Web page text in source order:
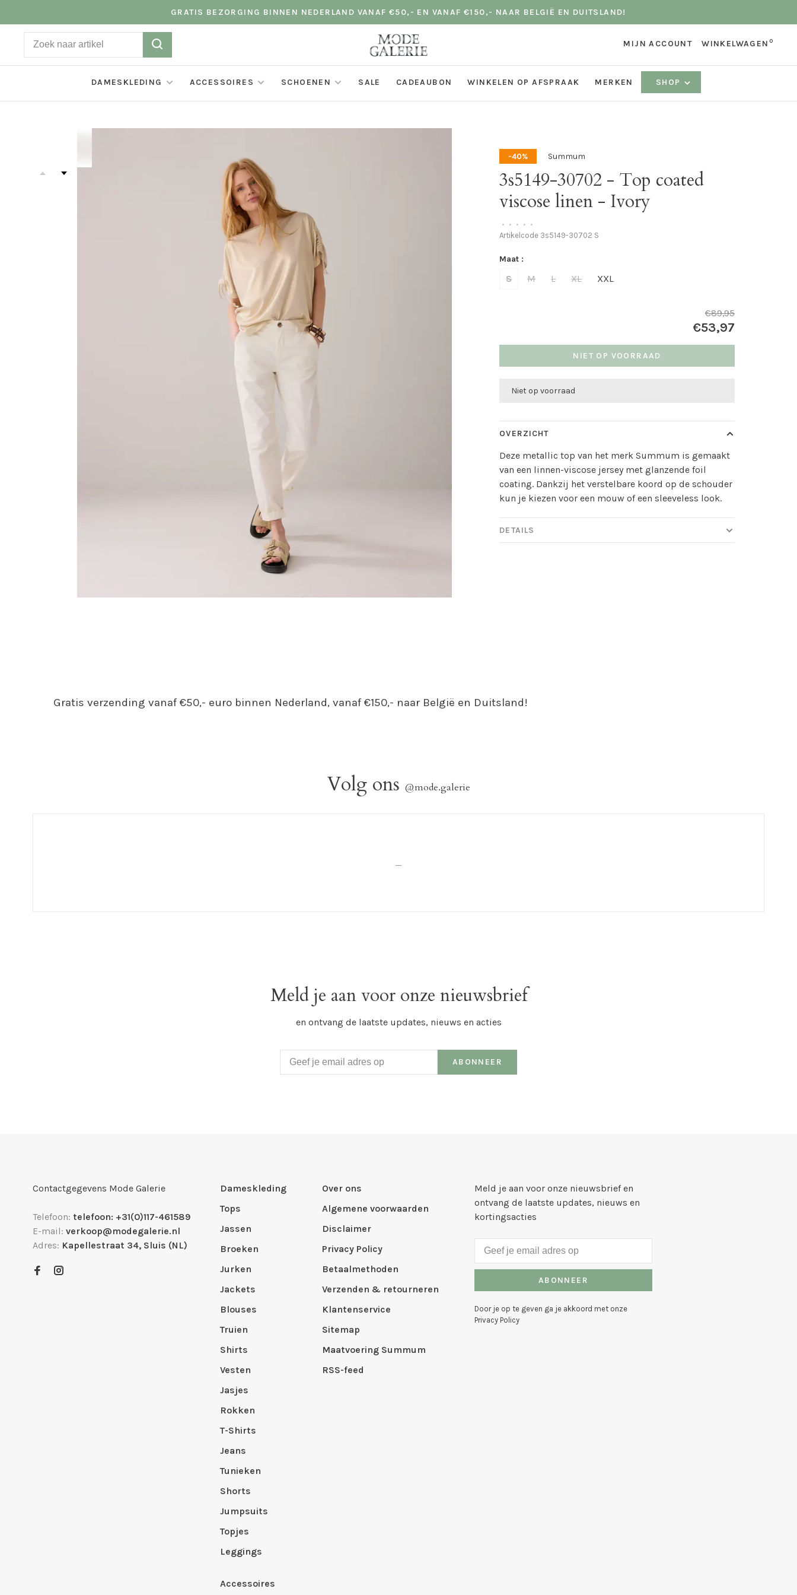
GRATIS BEZORGING BINNEN NEDERLAND VANAF €50,- EN VANAF €150,- NAAR BELGIË EN DUITSLAND!
MIJN ACCOUNT WINKELWAGEN 0
DAMESKLEDING ACCESSOIRES SCHOENEN SALE CADEAUBON WINKELEN OP AFSPRAAK MERKEN SHOP
-40% Summum
3s5149-30702 - Top coated
viscose linen - Ivory
• • • • •
Artikelcode 3s5149-30702 S
Maat :
S M L XL XXL
€89,95
€53,97
NIET OP VOORRAAD
Niet op voorraad
OVERZICHT
Deze metallic top van het merk Summum is gemaakt
van een linnen-viscose jersey met glanzende foil
coating. Dankzij het verstelbare koord op de schouder
kun je kiezen voor een mouw of een sleeveless look.
DETAILS
Gratis verzending vanaf €50,- euro binnen Nederland, vanaf €150,- naar België en Duitsland!
Volg ons @mode.galerie
_
Meld je aan voor onze nieuwsbrief
en ontvang de laatste updates, nieuws en acties
ABONNEER
Contactgegevens Mode Galerie
Telefoon: telefoon: +31(0)117-461589
E-mail: verkoop@modegalerie.nl
Adres: Kapellestraat 34, Sluis (NL)
Dameskleding
Tops
Jassen
Broeken
Jurken
Jackets
Blouses
Truien
Shirts
Vesten
Jasjes
Rokken
T-Shirts
Jeans
Tunieken
Shorts
Jumpsuits
Topjes
Leggings
Accessoires
Over ons
Algemene voorwaarden
Disclaimer
Privacy Policy
Betaalmethoden
Verzenden & retourneren
Klantenservice
Sitemap
Maatvoering Summum
RSS-feed
Meld je aan voor onze nieuwsbrief en
ontvang de laatste updates, nieuws en
kortingsacties
ABONNEER
Door je op te geven ga je akkoord met onze
Privacy Policy